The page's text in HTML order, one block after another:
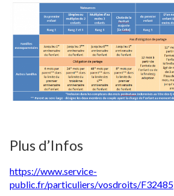
Plus d’Infos
https://www.service-
public.fr/particuliers/vosdroits/F32485